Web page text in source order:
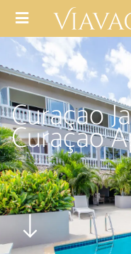
Curaçao
Curaçao